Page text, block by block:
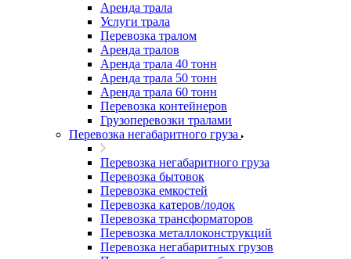
Аренда трала
Услуги трала
Перевозка тралом
Аренда тралов
Аренда трала 40 тонн
Аренда трала 50 тонн
Аренда трала 60 тонн
Перевозка контейнеров
Грузоперевозки тралами
Перевозка негабаритного груза
Перевозка негабаритного груза
Перевозка бытовок
Перевозка емкостей
Перевозка катеров/лодок
Перевозка трансформаторов
Перевозка металлоконструкций
Перевозка негабаритных грузов